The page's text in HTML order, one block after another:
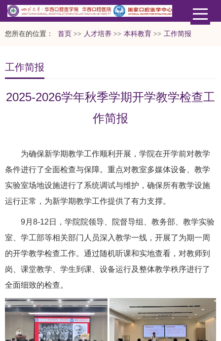
您所在的位置： 首页 >> 人才培养 >> 本科教育 >> 工作简报
工作简报
2025-2026学年秋季学期开学教学检查工
作简报
为确保新学期教学工作顺利开展，学院在开学前对教学
条件进行了全面检查与保障。重点对教室多媒体设备、教学
实验室场地设施进行了系统调试与维护，确保所有教学设施
运行正常，为新学期教学工作提供了有力支撑。
9月8-12日，学院院领导、院督导组、教务部、教学实验
室、学工部等相关部门人员深入教学一线，开展了为期一周
的开学教学检查工作。通过随机听课和实地查看，对教师到
岗、课堂教学、学生到课、设备运行及整体教学秩序进行了
全面细致的检查。